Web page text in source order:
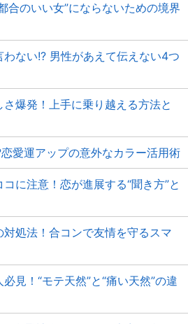
合のいい女”にならないための境界
ない!? 男性があえて伝えない4つ
爆発！上手に乗り越える方法と
愛運アップの意外なカラー活用術
に注意！恋が進展する“聞き方”と
処法！合コンで友情を守るスマ
見！“モテ天然”と“痛い天然”の違